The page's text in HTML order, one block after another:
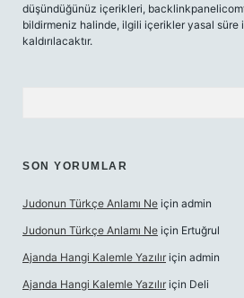
düşündüğünüz içerikleri,
bildirmeniz halinde, ilgili içerikler yasal süre
kaldırılacaktır.
SON YORUMLAR
Judonun Türkçe Anlamı Ne için admin
Judonun Türkçe Anlamı Ne için Ertuğrul
Ajanda Hangi Kalemle Yazılır için admin
Ajanda Hangi Kalemle Yazılır için Deli